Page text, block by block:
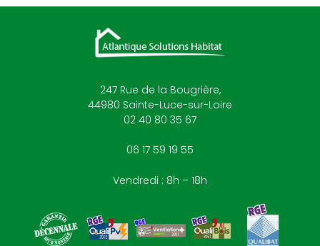
247 Rue de la Bougrière,
44980 Sainte-Luce-sur-Loire
02 40 80 35 67
06 17 59 19 55
Vendredi : 8h – 18h